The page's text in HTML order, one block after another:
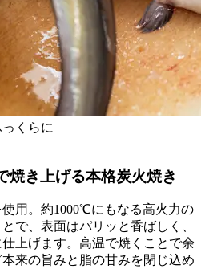
くらに
焼き上げる本格炭火焼き
用。約1000℃にもなる高火力の
で、表面はパリッと香ばしく、
上げます。高温で焼くことで余
来の旨みと脂の甘みを閉じ込め